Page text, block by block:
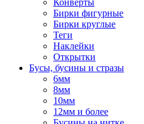
Бирки фигурные
Бирки круглые
Теги
Наклейки
Открытки
Бусы, бусины и стразы
6мм
8мм
10мм
12мм и более